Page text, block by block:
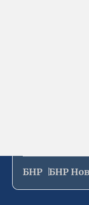
БНР БНР